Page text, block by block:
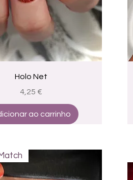
Visualização rápida
Holo Net
Preço
4,25 €
ao carrinho